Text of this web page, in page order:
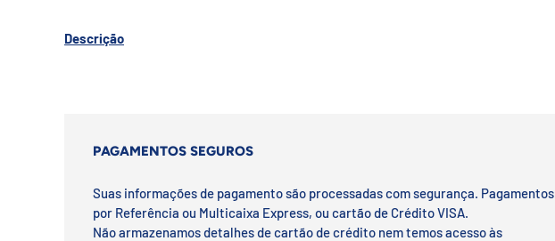
Descrição
PAGAMENTOS SEGUROS
Suas informações de pagamento são processadas com segurança. Pagamentos
por Referência ou Multicaixa Express, ou cartão de Crédito VISA.
Não armazenamos detalhes de cartão de crédito nem temos acesso às